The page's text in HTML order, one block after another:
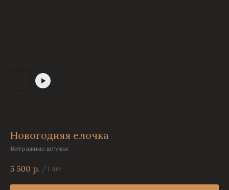
Новогодняя елочка
Витражные штучки
5 500 р. /1 шт